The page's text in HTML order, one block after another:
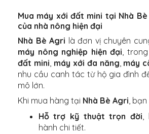
Mua máy xới đất mini tại Nhà
của nhà nông hiện đại
Nhà Bè Agri là đơn vị chuyên
máy nông nghiệp hiện đại ,
đất mini máy xới đa năng máy
nhu cầu canh tác từ hộ gia đình
mô lớn.
Khi mua hàng tại Nhà Bè Agri ,
Hỗ trợ kỹ thuật trọn đời
hành chi tiết.